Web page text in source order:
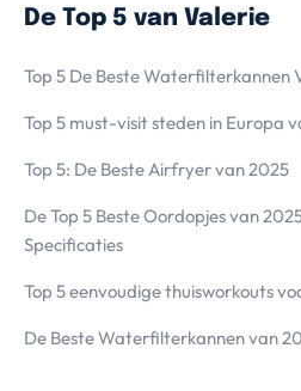
De Top 5 van Valerie
Top 5 De Beste Waterfilterkannen
Top 5 must-visit steden in Europa
Top 5: De Beste Airfryer van 2025
De Top 5 Beste Oordopjes van
Specificaties
Top 5 eenvoudige thuisworkouts
De Beste Waterfilterkannen van